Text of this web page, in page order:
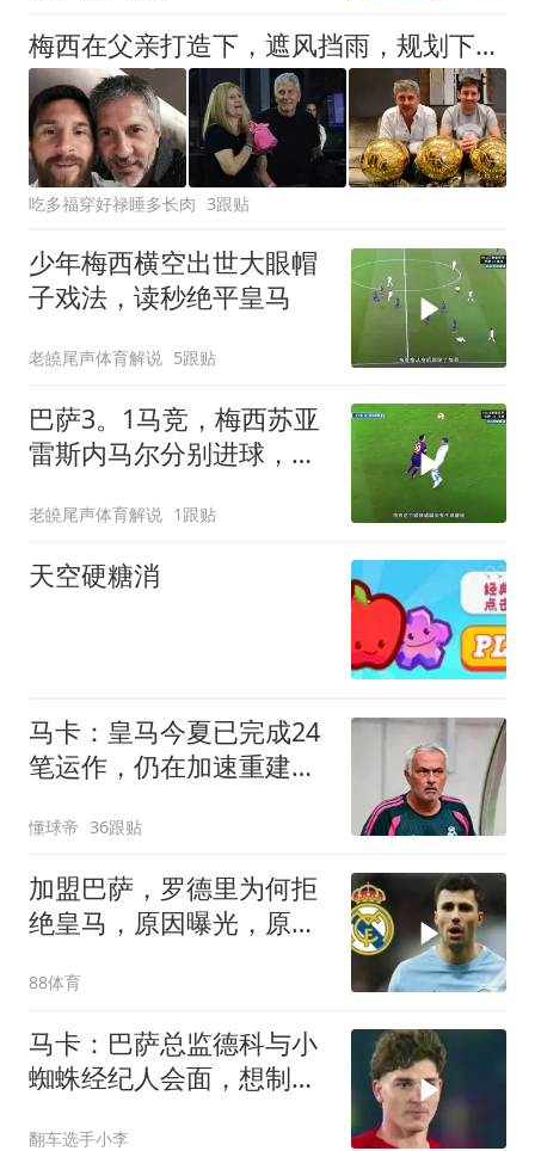
梅西在父亲打造下，遮风挡雨，规划下成为足坛最伟大的球员
吃多福穿好禄睡多长肉 3跟贴
少年梅西横空出世大眼帽
子戏法，读秒绝平皇马
老皢尾声体育解说 5跟贴
巴萨3。1马竞，梅西苏亚
雷斯内马尔分别进球，
作
老皢尾声体育解说 1跟贴
天空硬糖消
马卡：皇马今夏已完成24
笔运作，仍在加速重建阵
懂球帝 36跟贴
加盟巴萨，罗德里为何拒
绝皇马，原因曝光，原已
88体育
马卡：巴萨总监德科与小
蜘蛛经纪人会面，想制定
翻车选手小李